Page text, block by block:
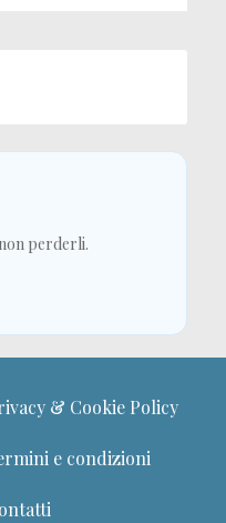
perderli.
& Cookie Policy
e condizioni